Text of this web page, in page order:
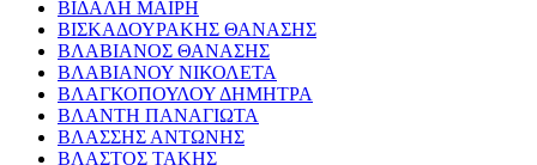
ΒΙΔΑΛΗ ΜΑΙΡΗ
ΒΙΣΚΑΔΟΥΡΑΚΗΣ ΘΑΝΑΣΗΣ
ΒΛΑΒΙΑΝΟΣ ΘΑΝΑΣΗΣ
ΒΛΑΒΙΑΝΟΥ ΝΙΚΟΛΕΤΑ
ΒΛΑΓΚΟΠΟΥΛΟΥ ΔΗΜΗΤΡΑ
ΒΛΑΝΤΗ ΠΑΝΑΓΙΩΤΑ
ΒΛΑΣΣΗΣ ΑΝΤΩΝΗΣ
ΒΛΑΣΤΟΣ ΤΑΚΗΣ